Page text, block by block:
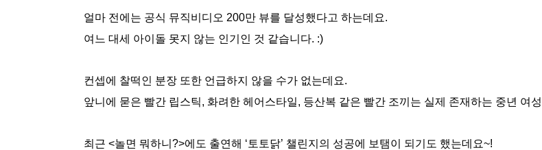
얼마 전에는 공식 뮤직비디오 200만 뷰를 달성했다고 하는데요.
여느 대세 아이돌 못지 않는 인기인 것 같습니다. :)
컨셉에 찰떡인 분장 또한 언급하지 않을 수가 없는데요.
앞니에 묻은 빨간 립스틱, 화려한 헤어스타일, 등산복 같은 빨간 조끼는 실제 존재하는 중년 여
최근 <놀면 뭐하니?>에도 출연해 ‘토토닭’ 챌린지의 성공에 보탬이 되기도 했는데요~!